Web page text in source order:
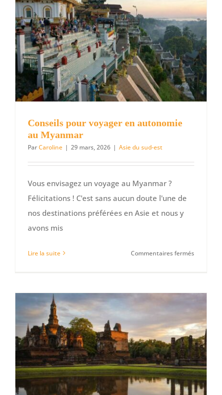
Conseils pour voyager en autonomie
au Myanmar
ParCaroline | 29 mars, 2026 | Asie du sud-est
Vous envisagez un voyage au Myanmar ?
Félicitations ! C'est sans aucun doute l'une de
nos destinations préférées en Asie et nous y
avons mis
Lire la suite Commentaires ferméssur
au
Myanmar